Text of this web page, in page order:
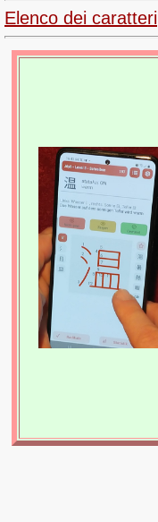
Elenco dei caratteri